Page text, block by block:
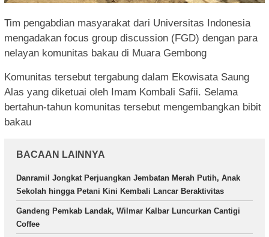
Tim pengabdian masyarakat dari Universitas Indonesia
mengadakan focus group discussion (FGD) dengan para
nelayan komunitas bakau di Muara Gembong
Komunitas tersebut tergabung dalam Ekowisata Saung
Alas yang diketuai oleh Imam Kombali Safii. Selama
bertahun-tahun komunitas tersebut mengembangkan bibit
bakau
BACAAN LAINNYA
Danramil Jongkat Perjuangkan Jembatan Merah Putih, Anak
Sekolah hingga Petani Kini Kembali Lancar Beraktivitas
Gandeng Pemkab Landak, Wilmar Kalbar Luncurkan Cantigi
Coffee